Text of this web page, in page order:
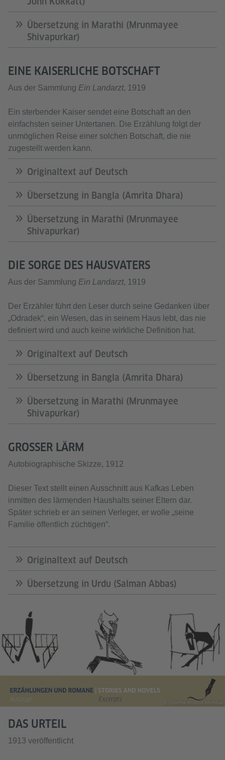
Übersetzung in Marathi (Mrunmayee
Shivapurkar)
EINE KAISERLICHE BOTSCHAFT
Aus der Sammlung Ein Landarzt, 1919
Ein sterbender Kaiser sendet eine Botschaft an den
einfachsten seiner Untertanen. Die Erzählung folgt der
unmöglichen Reise einer solchen Botschaft, die nie
zugestellt werden kann.
Originaltext auf Deutsch
Übersetzung in Bangla (Amrita Dhara)
Übersetzung in Marathi (Mrunmayee
Shivapurkar)
DIE SORGE DES HAUSVATERS
Aus der Sammlung Ein Landarzt, 1919
Der Erzähler führt den Leser durch seine Gedanken über
„Odradek“, ein Wesen, das in seinem Haus lebt, das nie
definiert wird und auch keine wirkliche Definition hat.
Originaltext auf Deutsch
Übersetzung in Bangla (Amrita Dhara)
Übersetzung in Marathi (Mrunmayee
Shivapurkar)
GROSSER LÄRM
Autobiographische Skizze, 1912
Dieser Text stellt einen Ausschnitt aus Kafkas Leben
inmitten des lärmenden Haushalts seiner Eltern dar.
Später schrieb er an seinen Verleger, er wolle „seine
Familie öffentlich züchtigen“.
Originaltext auf Deutsch
Übersetzung in Urdu (Salman Abbas)
© Goethe-Institut Mumbai
DAS URTEIL
1913 veröffentlicht